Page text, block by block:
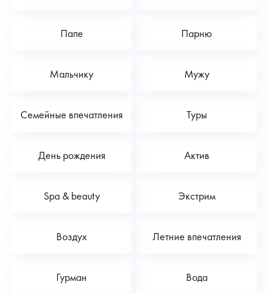
Папе Парню
Мальчику Мужу
Семейные впечатления Туры
День рождения Актив
Spa & beauty Экстрим
Воздух Летние впечатления
Гурман Вода